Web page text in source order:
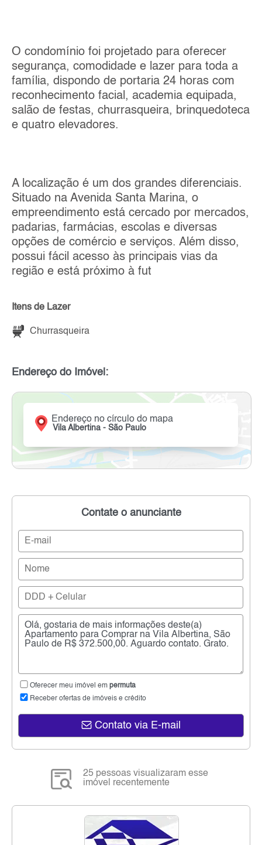
O condomínio foi projetado para oferecer
segurança, comodidade e lazer para toda a
família, dispondo de portaria 24 horas com
reconhecimento facial, academia equipada,
salão de festas, churrasqueira, brinquedoteca
e quatro elevadores.
A localização é um dos grandes diferenciais.
Situado na Avenida Santa Marina, o
empreendimento está cercado por mercados,
padarias, farmácias, escolas e diversas
opções de comércio e serviços. Além disso,
possui fácil acesso às principais vias da
região e está próximo à fut
Itens de Lazer
Churrasqueira
Endereço do Imóvel:
Endereço no círculo do mapa
Vila Albertina - São Paulo
Contate o anunciante
Oferecer meu imóvel em permuta
Receber ofertas de imóveis e crédito
Contato via E-mail
25 pessoas visualizaram esse
imóvel recentemente